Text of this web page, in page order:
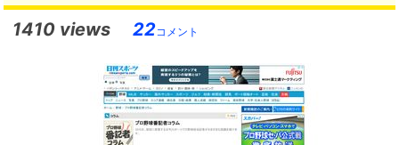
1410 views 22コメント